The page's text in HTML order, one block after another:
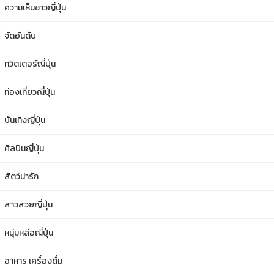
ความเห็นชาวญี่ปุ่น
จัดอันดับ
ทวิตเตอร์ญี่ปุ่น
ท่องเที่ยวญี่ปุ่น
บันเทิงญี่ปุ่น
ศิลปินญี่ปุ่น
สัตว์น่ารัก
สาวสวยญี่ปุ่น
หนุ่มหล่อญี่ปุ่น
อาหาร เครื่องดื่ม